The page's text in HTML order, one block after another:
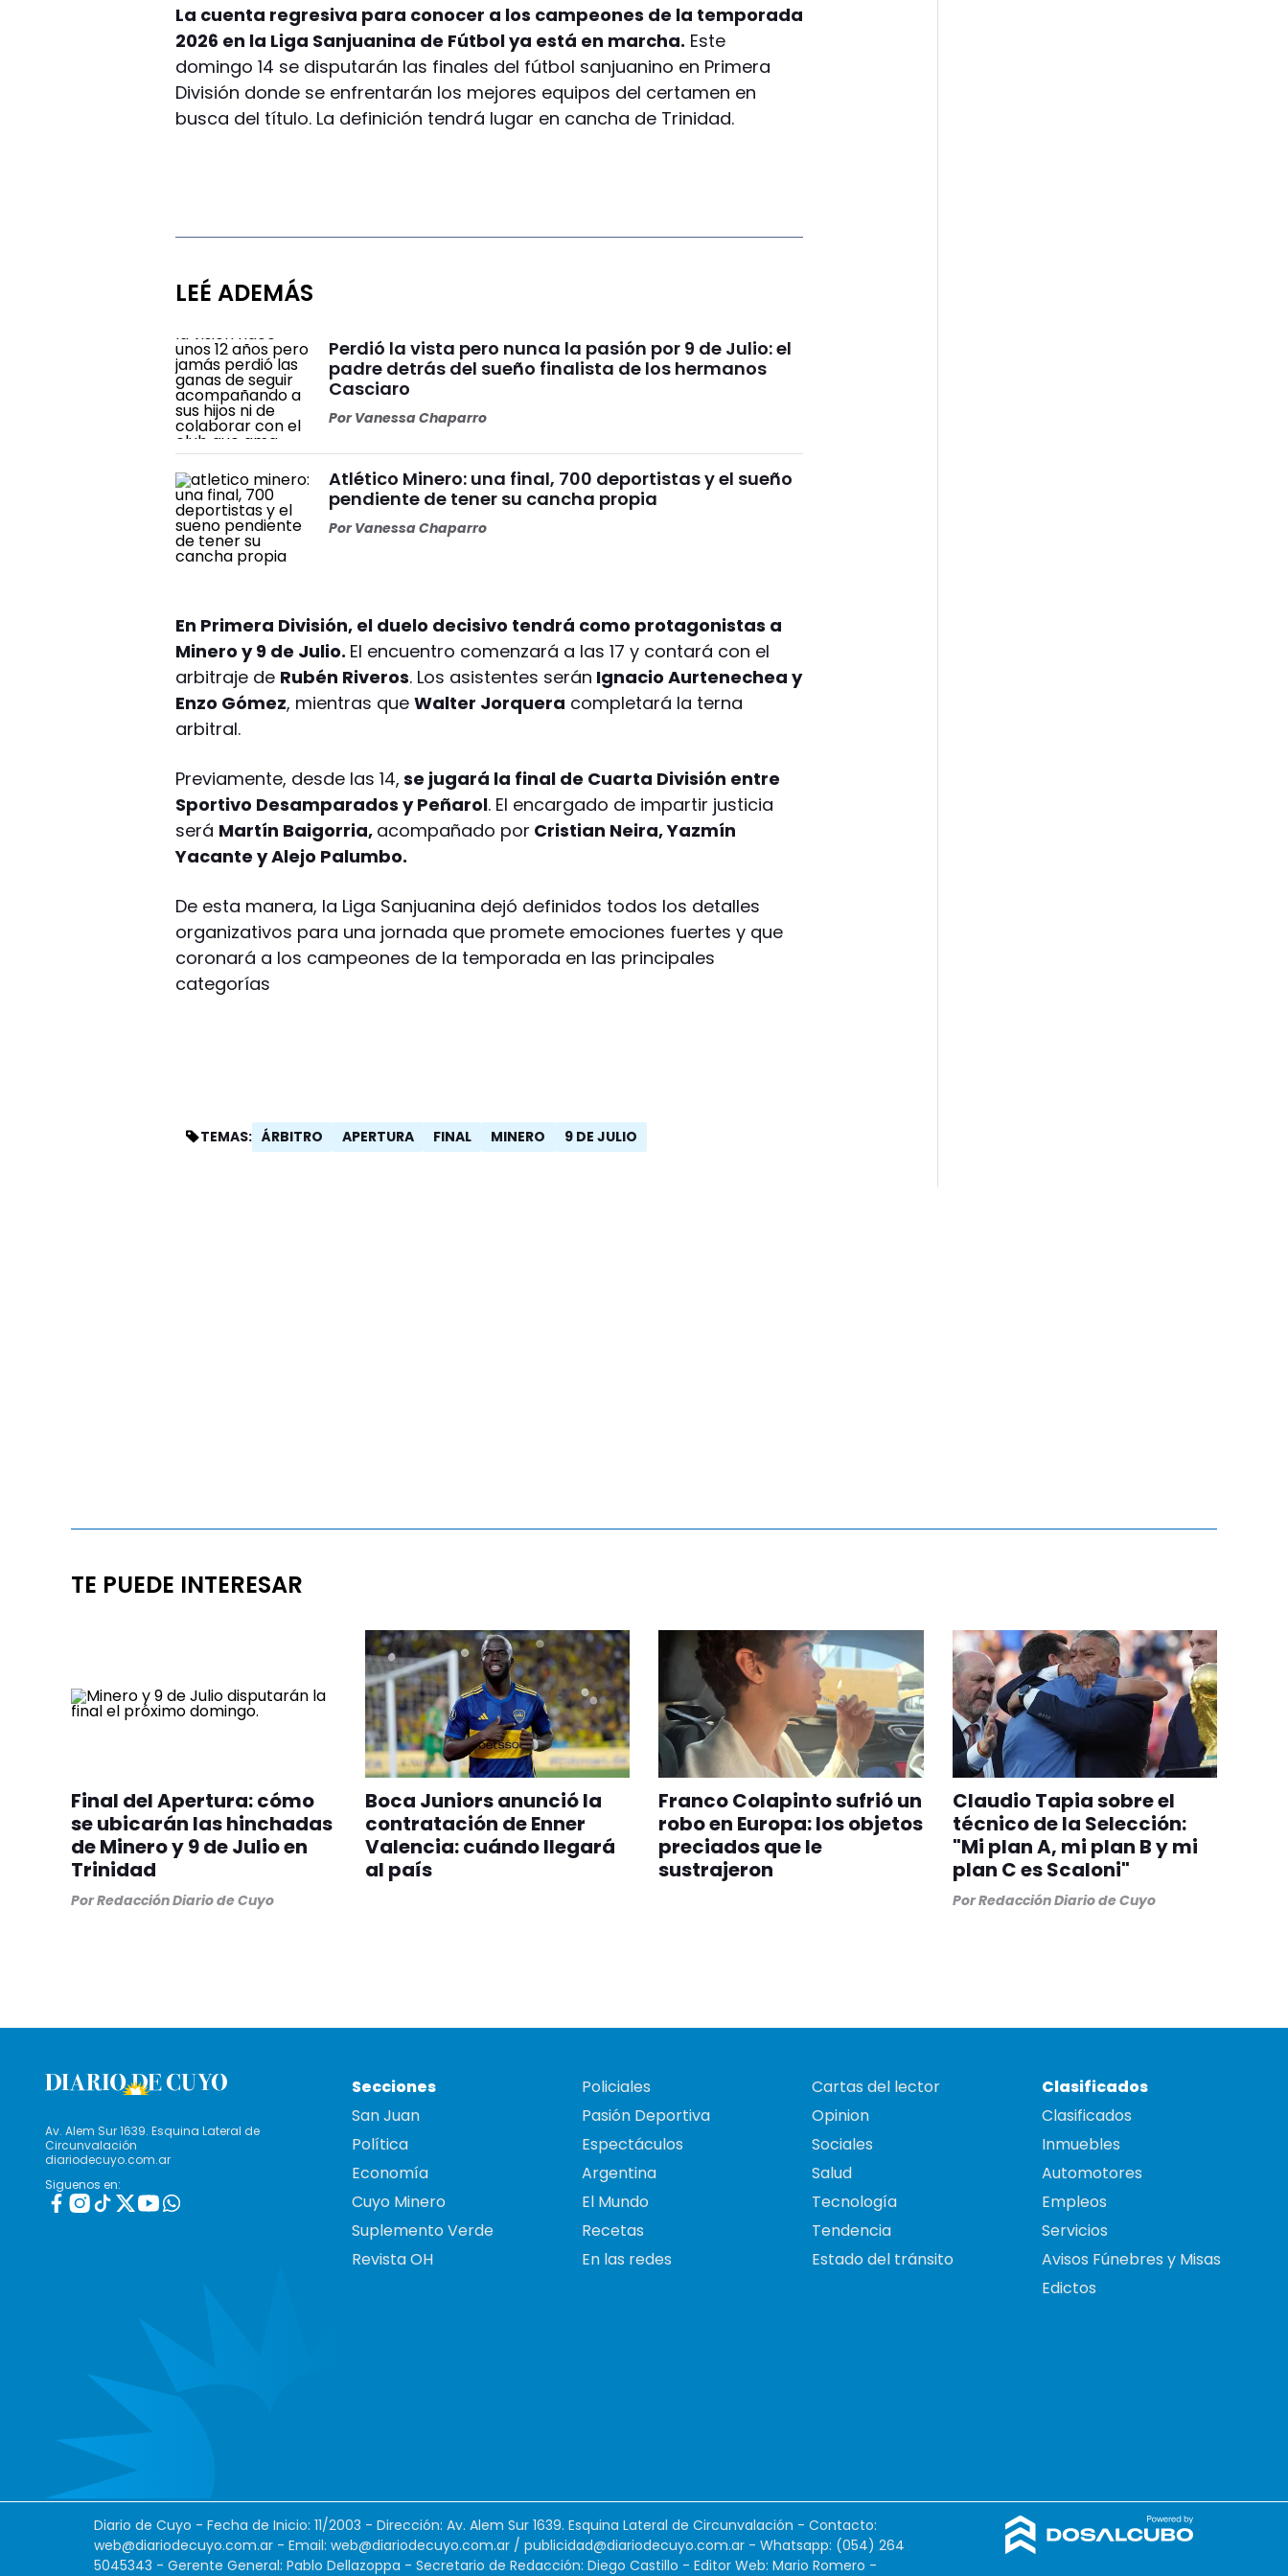
La cuenta regresiva para conocer a los campeones de la temporada
2026 en la Liga Sanjuanina de Fútbol ya está en marcha. Este
domingo 14 se disputarán las finales del fútbol sanjuanino en Primera
División donde se enfrentarán los mejores equipos del certamen en
busca del título. La definición tendrá lugar en cancha de Trinidad.
LEÉ ADEMÁS
Perdió la vista pero nunca la pasión por 9 de Julio: el
padre detrás del sueño finalista de los hermanos
Casciaro
PorVanessa Chaparro
Atlético Minero: una final, 700 deportistas y el sueño
pendiente de tener su cancha propia
PorVanessa Chaparro
En Primera División, el duelo decisivo tendrá como protagonistas a
Minero y 9 de Julio. El encuentro comenzará a las 17 y contará con el
arbitraje de Rubén Riveros. Los asistentes serán Ignacio Aurtenechea y
Enzo Gómez, mientras queWalter Jorquera completará la terna
arbitral.
Previamente, desde las 14, se jugará la final de Cuarta División entre
Sportivo Desamparados y Peñarol. El encargado de impartir justicia
será Martín Baigorria, acompañado por Cristian Neira, Yazmín
Yacante y Alejo Palumbo.
De esta manera, la Liga Sanjuanina dejó definidos todos los detalles
organizativos para una jornada que promete emociones fuertes y que
coronará a los campeones de la temporada en las principales
categorías
TEMAS: ÁRBITRO APERTURA FINAL MINERO 9 DE JULIO
TE PUEDE INTERESAR
Final del Apertura: cómo
se ubicarán las hinchadas
de Minero y 9 de Julio en
Trinidad
PorRedacción Diario de Cuyo
Boca Juniors anunció la
contratación de Enner
Valencia: cuándo llegará
al país
Franco Colapinto sufrió un
robo en Europa: los objetos
preciados que le
sustrajeron
Claudio Tapia sobre el
técnico de la Selección:
"Mi plan A, mi plan B y mi
plan C es Scaloni"
PorRedacción Diario de Cuyo
Av. Alem Sur 1639. Esquina Lateral de
Circunvalación
diariodecuyo.com.ar
Siguenos en:
Secciones
San Juan
Política
Economía
Cuyo Minero
Suplemento Verde
Revista OH
Policiales
Pasión Deportiva
Espectáculos
Argentina
El Mundo
Recetas
En las redes
Cartas del lector
Opinion
Sociales
Salud
Tecnología
Tendencia
Estado del tránsito
Clasificados
Clasificados
Inmuebles
Automotores
Empleos
Servicios
Avisos Fúnebres y Misas
Edictos
Diario de Cuyo - Fecha de Inicio: 11/2003 - Dirección: Av. Alem Sur 1639. Esquina Lateral de Circunvalación - Contacto:
web@diariodecuyo.com.ar - Email: web@diariodecuyo.com.ar / publicidad@diariodecuyo.com.ar - Whatsapp: (054) 264
5045343 - Gerente General: Pablo Dellazoppa - Secretario de Redacción: Diego Castillo - Editor Web: Mario Romero -